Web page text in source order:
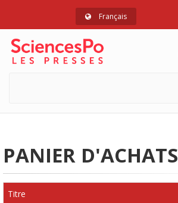
Français
PANIER D'ACHATS
Titre